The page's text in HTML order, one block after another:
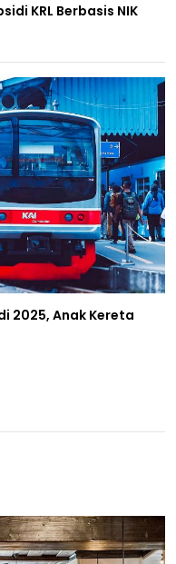
KRL Berbasis NIK
2025, Anak Kereta